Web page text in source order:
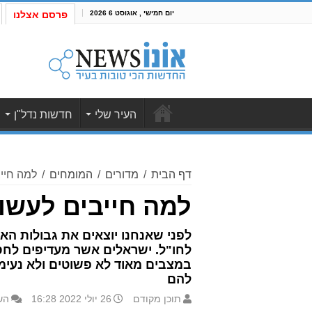
יום חמישי , אוגוסט 6 2026 פרסם אצלנו
העיר שלי חדשות נדל"ן
דף הבית / מדורים / המומחים / למה
למה חייבים
לפני שאנחנו יוצאים את גבולות
לחו"ל. ישראלים אשר מעדיפים
במצבים מאוד לא פשוטים ולא
להם
תוכן מקודם 26 יולי 2022 16:28